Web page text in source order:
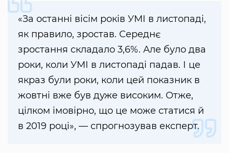
«За останні вісім років УМІ в листопаді,
як правило, зростав. Середнє
зростання складало 3,6%. Але було два
роки, коли УМІ в листопаді падав. І це
якраз були роки, коли цей показник в
жовтні вже був дуже високим. Отже,
цілком імовірно, що це може статися й
в 2019 році», — спрогнозував експерт.